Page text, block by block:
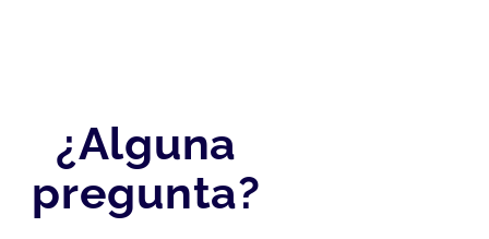
¿Alguna
pregunta?